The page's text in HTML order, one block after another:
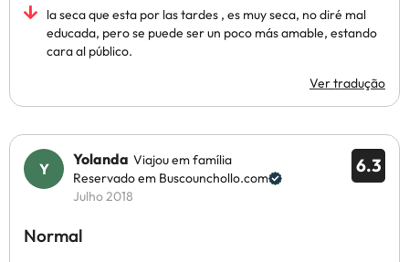
la seca que esta por las tardes , es muy seca, no diré mal
educada, pero se puede ser un poco más amable, estando
cara al público.
Ver tradução
6.3
Yolanda Viajou em família
Reservado em Buscounchollo.com
Julho 2018
Normal